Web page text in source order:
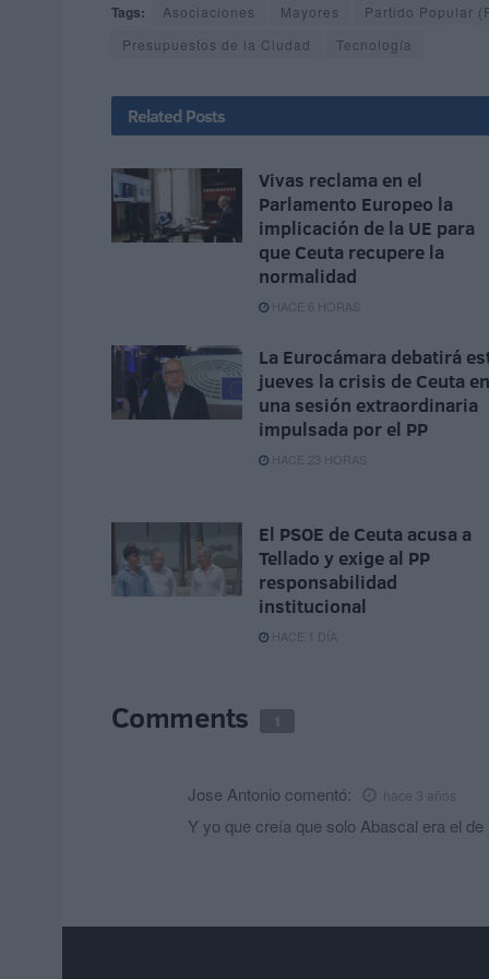
Tags: Asociaciones Mayores Partido Popular
Presupuestos de la Ciudad
Tecnología
Related Posts
Vivas reclama en el
Parlamento Europeo la
implicación de la UE para
que Ceuta recupere la
normalidad
HACE 6 HORAS
La Eurocámara debatirá
jueves la crisis de Ceuta en
una sesión extraordinaria
impulsada por el PP
HACE 23 HORAS
El PSOE de Ceuta acusa a
Tellado y exige al PP
responsabilidad
institucional
HACE 1 DÍA
Comments 1
Jose Antonio comentó: hace 3 años
Y yo que creía que solo Abascal era el